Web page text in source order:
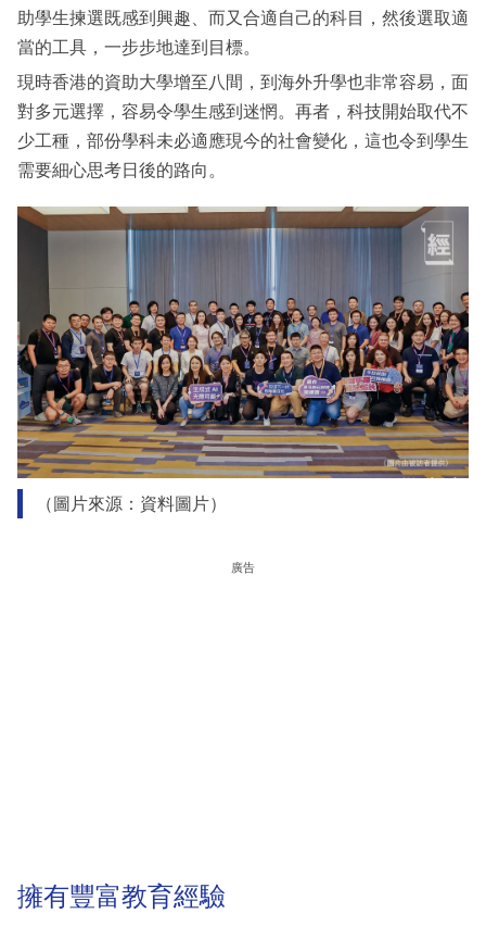
助學生揀選既感到興趣、而又合適自己的科目，然後選取適
當的工具，一步步地達到目標。
現時香港的資助大學增至八間，到海外升學也非常容易，面
對多元選擇，容易令學生感到迷惘。再者，科技開始取代不
少工種，部份學科未必適應現今的社會變化，這也令到學生
需要細心思考日後的路向。
（圖片來源：資料圖片）
廣告
擁有豐富教育經驗